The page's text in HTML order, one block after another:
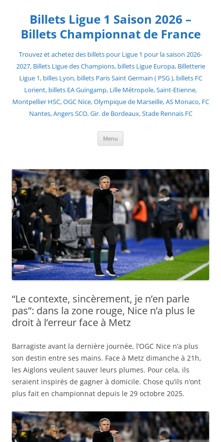
contentBillets Ligue 1 Saison 2026 –
Billets Championnat de France
Trouvez et achetez des billets pour Ligue 1 pour la saison 2026-
2027, Billets Ligue des Champions, billets Ligue Europa, Billetterie
Ligue 1, billes Lyon, billets Paris Saint Germain ( PSG ), billets FC
Lorient, billets EA Guingamp, Lille Métropole, Saint-Etienne,
Montpellier HSC, OGC Nice, Olympique de Marseille, AS Monaco, FC
Nantes, Angers SCO, Gir. de Bordeaux, Stade Rennais FC
Menu
“Le contexte, sincèrement, je n’en parle
pas”: dans la zone rouge, Nice n’a plus le
droit à l’erreur face à Metz
Barragiste avant la dernière journée, l’OGC Nice n’a plus
son destin entre ses mains. Face à Metz dimanche à 21h,
les Aiglons veulent sauver leurs plumes. Pour cela, ils
seraient inspirés de gagner à domicile. Chose qu’ils n’ont
plus fait en championnat depuis le 29 octobre 2025.